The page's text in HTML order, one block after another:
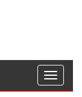
Toggle